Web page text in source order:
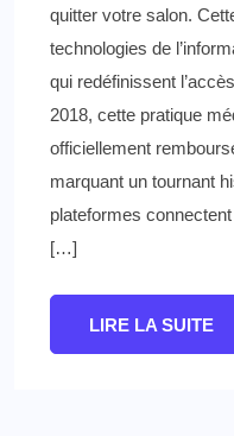
quitter votre salon.
technologies de
qui redéfinissent
2018, cette pratique
officiellement
marquant un tournant
plateformes
[…]
LIRE LA SUITE